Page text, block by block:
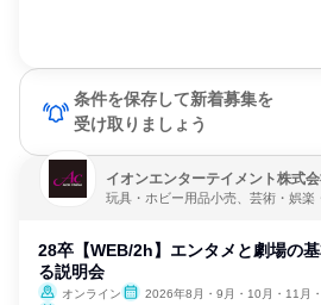
条件を保存して新着募集を
受け取りましょう
イオンエンターテイメント株式
玩具・ホビー用品小売、芸術・娯楽
28卒【WEB/2h】エンタメと劇場の
る説明会
オンライン
2026年8月・9月・10月・11月